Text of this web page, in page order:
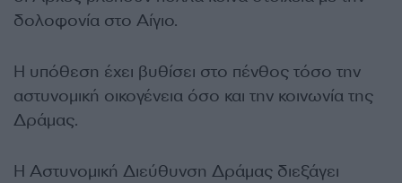
δολοφονία στο Αίγιο.
Η υπόθεση έχει βυθίσει στο πένθος τόσο την
αστυνομική οικογένεια όσο και την κοινωνία της
Δράμας.
Η Αστυνομική Διεύθυνση Δράμας διεξάγει